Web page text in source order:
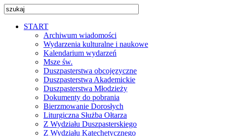
START
Archiwum wiadomości
Wydarzenia kulturalne i naukowe
Kalendarium wydarzeń
Msze św.
Duszpasterstwa obcojęzyczne
Duszpasterstwa Akademickie
Duszpasterstwa Młodzieży
Dokumenty do pobrania
Bierzmowanie Dorosłych
Liturgiczna Służba Ołtarza
Z Wydziału Duszpasterskiego
Z Wydziału Katechetycznego